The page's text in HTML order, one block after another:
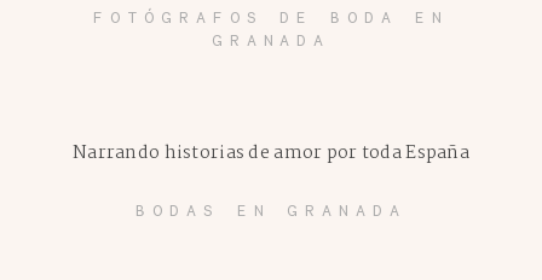
FOTÓGRAFOS DE BODA EN
GRANADA
BODAS EN GRANADA
Narrando historias de amor por toda España